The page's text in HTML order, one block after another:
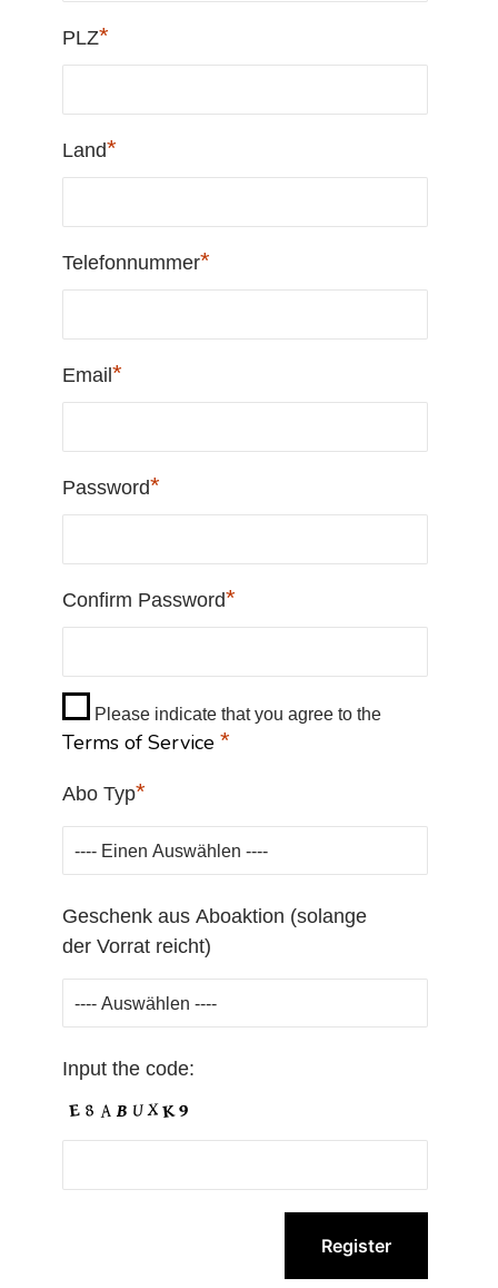
PLZ*
Land*
Telefonnummer*
Email*
Password*
Confirm Password*
Please indicate that you agree to the
Terms of Service *
Abo Typ*
Geschenk aus Aboaktion (solange
der Vorrat reicht)
Input the code: